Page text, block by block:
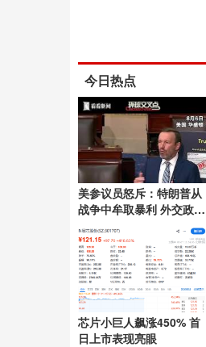
今日热点
美参议员怒斥：特朗普从
战争中牟取暴利 外交政策
成筹码
芯片小巨人飙涨450% 首
日上市表现亮眼